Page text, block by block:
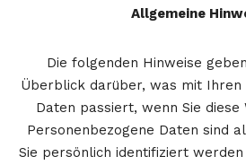
Allgemeine
Die folgenden Hinweise
Überblick darüber, was mit Ihren
Daten passiert, wenn Sie diese
Personenbezogene Daten sind
Sie persönlich identifiziert